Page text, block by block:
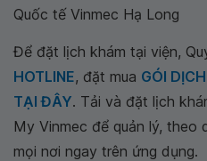
Quốc tế Vinmec Hạ Long
Để đặt lịch khám tại viện,
HOTLINE, đặt mua GÓI
TẠI ĐÂY. Tải và đặt lịch
My Vinmec để quản lý, theo
mọi nơi ngay trên ứng dụng.